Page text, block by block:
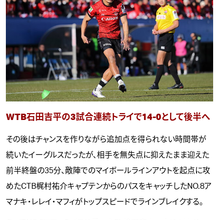
WTB石田吉平の3試合連続トライで14-0として後半へ
その後はチャンスを作りながら追加点を得られない時間帯が
続いたイーグルスだったが、相手を無失点に抑えたまま迎えた
前半終盤の35分、敵陣でのマイボールラインアウトを起点に攻
めたCTB梶村祐介キャプテンからのパスをキャッチしたNO.8ア
マナキ・レレイ・マフィがトップスピードでラインブレイクする。